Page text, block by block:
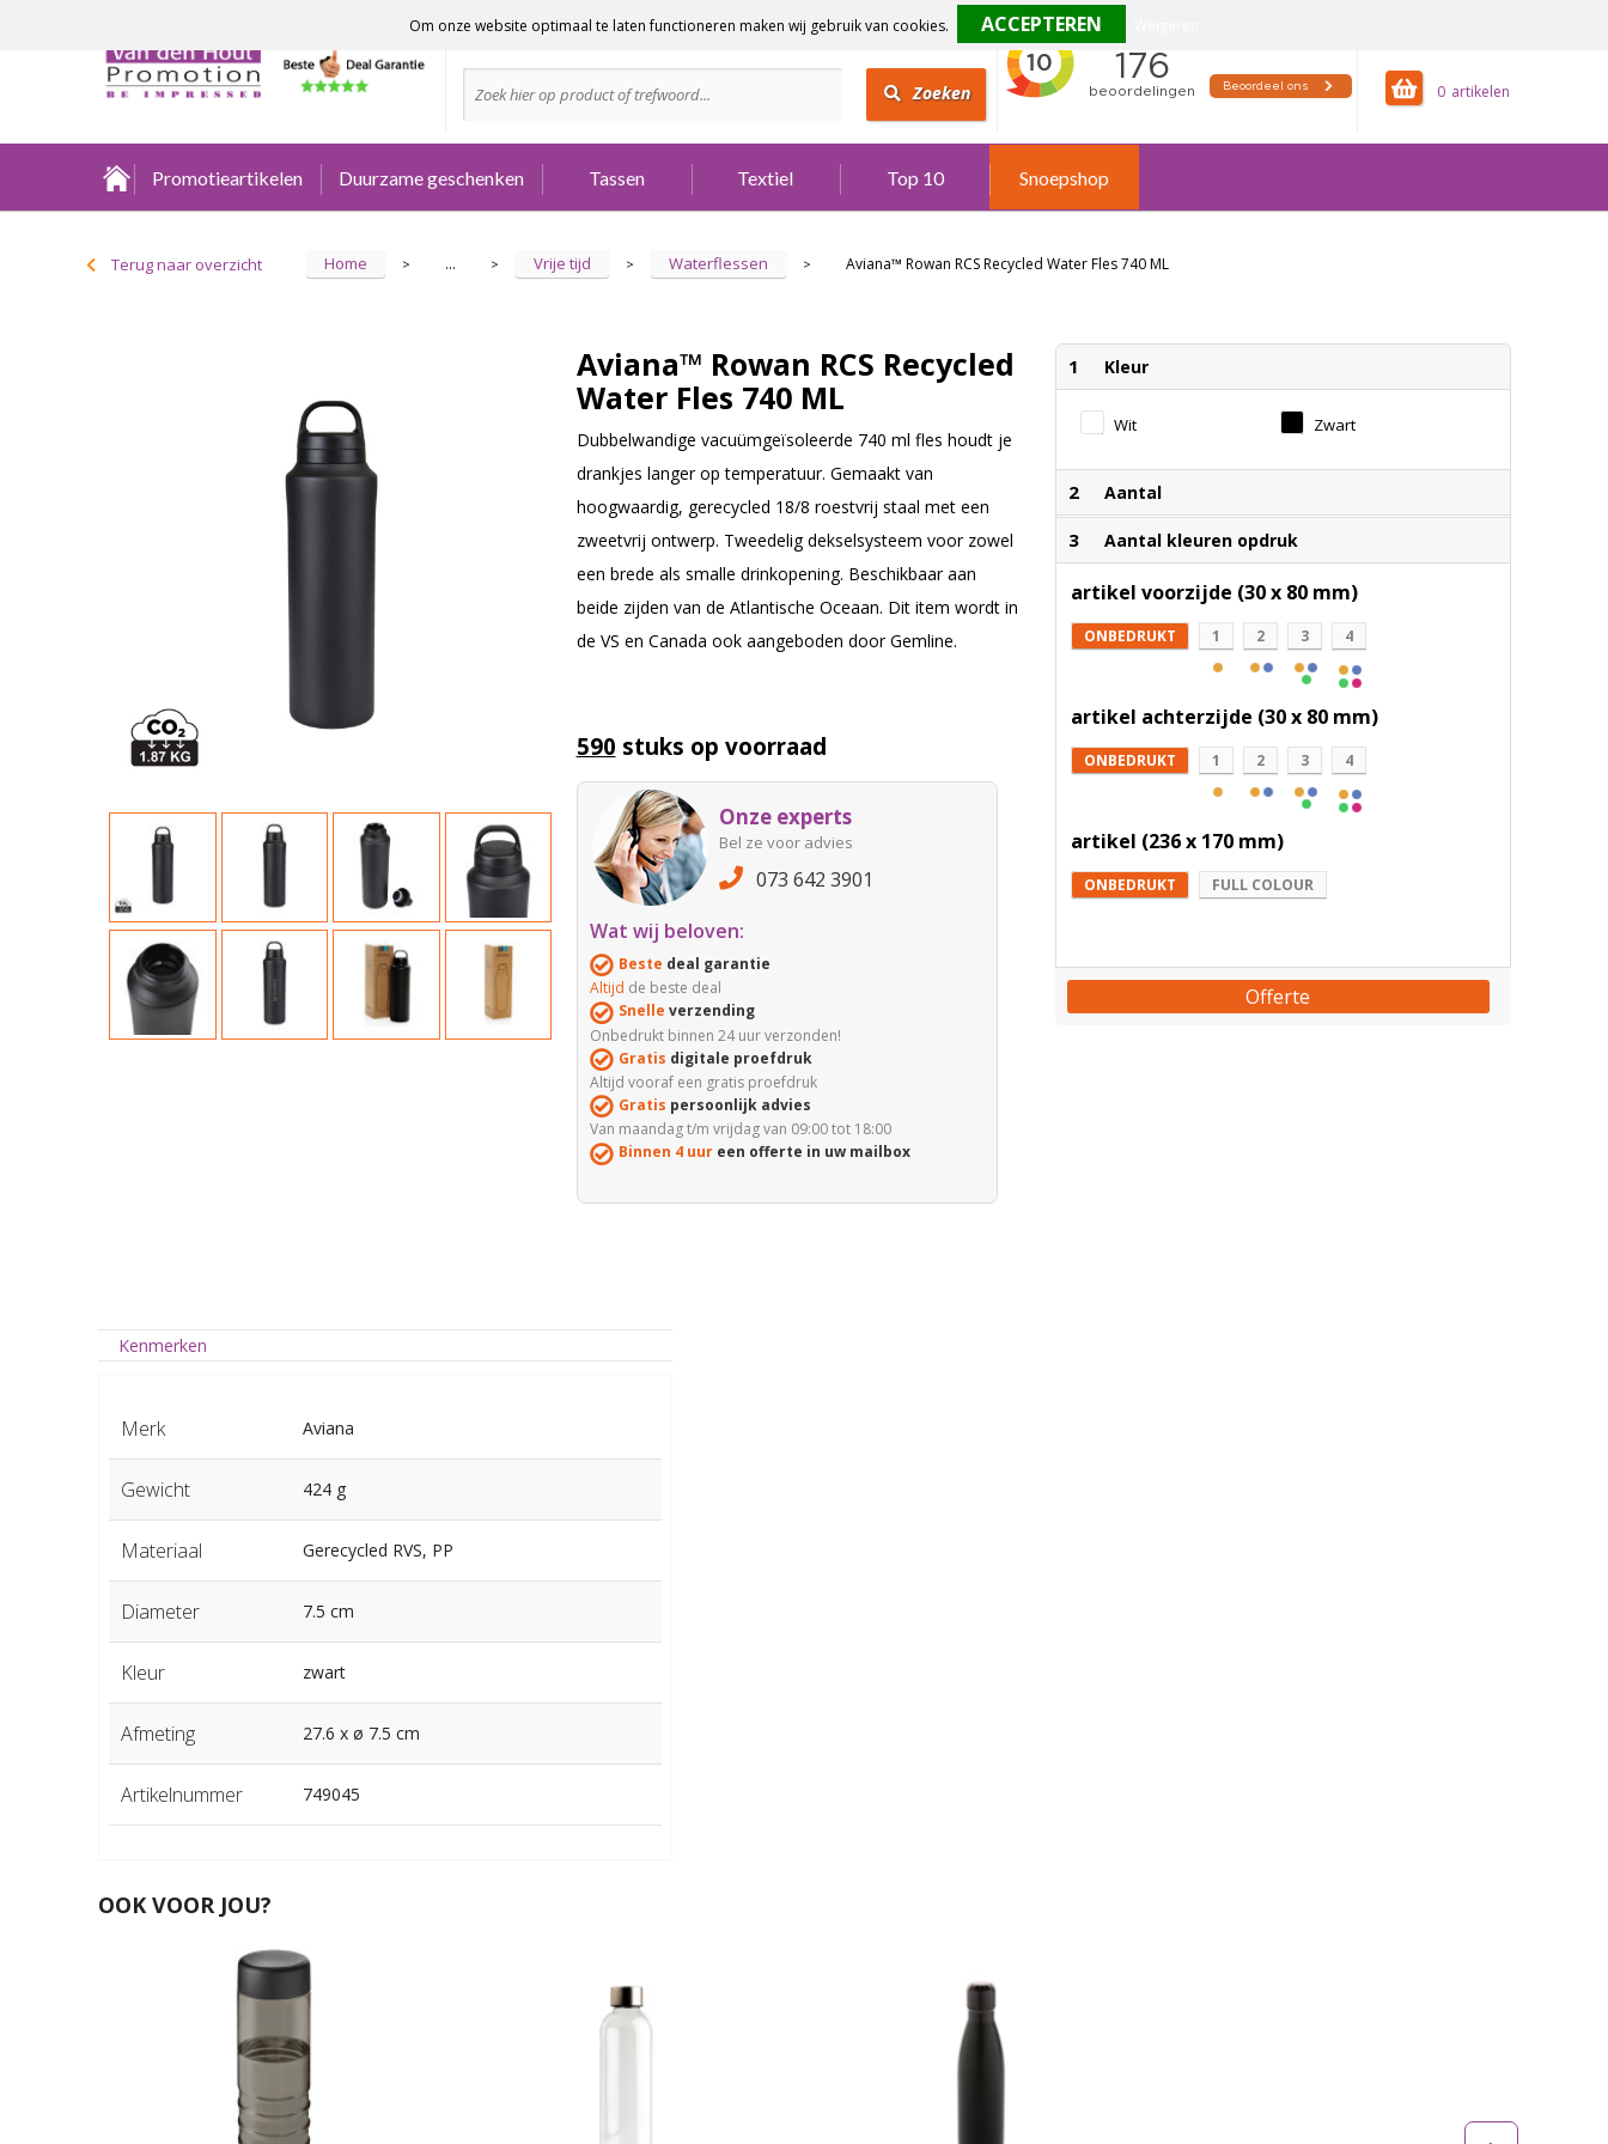
0
Advies nodig?
Zoeken
Promotieartikelen Duurzame geschenken Tassen Textiel Top 10 Snoepshop
Terug naar overzicht Home > ... > Vrije tijd > Waterflessen > Aviana™ Rowan RCS Recycled Water Fles 740 ML
Aviana™ Rowan RCS Recycled
Water Fles 740 ML
Dubbelwandige vacuümgeïsoleerde 740 ml fles houdt je
drankjes langer op temperatuur. Gemaakt van
hoogwaardig, gerecycled 18/8 roestvrij staal met een
zweetvrij ontwerp. Tweedelig dekselsysteem voor zowel
een brede als smalle drinkopening. Beschikbaar aan
beide zijden van de Atlantische Oceaan. Dit item wordt in
de VS en Canada ook aangeboden door Gemline.
590 stuks op voorraad
Onze experts
Bel ze voor advies
073 642 3901
Wat wij beloven:
Beste deal garantie
Altijd de beste deal
Snelle verzending
Onbedrukt binnen 24 uur verzonden!
Gratis digitale proefdruk
Altijd vooraf een gratis proefdruk
Gratis persoonlijk advies
Van maandag t/m vrijdag van 09:00 tot 18:00
Binnen 4 uureen offerte in uw mailbox
1 Kleur
Wit Zwart
2 Aantal
3 Aantal kleuren opdruk
artikel voorzijde (30 x 80 mm)
ONBEDRUKT 1 2 3 4
artikel achterzijde (30 x 80 mm)
ONBEDRUKT 1 2 3 4
artikel (236 x 170 mm)
ONBEDRUKT FULL COLOUR
Offerte
Kenmerken
Merk Aviana
Gewicht 424 g
Materiaal Gerecycled RVS, PP
Diameter 7.5 cm
Kleur zwart
Afmeting 27.6 x ø 7.5 cm
Artikelnummer 749045
OOK VOOR JOU?
Om onze website optimaal te laten functioneren maken wij gebruik van cookies.